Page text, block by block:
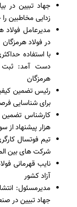
جهاد تبیین در
زدایی مخاطبین
مدیرعامل فولاد
در فولاد هرمزگان
با استفاده
دست آمد: ثبت
هرمزگان
رئیس تضمین
برای شناسایی
هزار پیشنهاد از
تیم فوتسال
شرکت های بین
نایب قهرمانی
آزاد کشور
مدیرمسئول:
جهاد تبیین در